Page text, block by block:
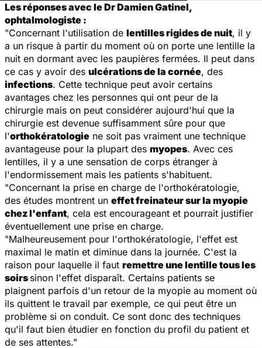
Les réponses avec le Dr Damien Gatinel,
ophtalmologiste :
"Concernant l'utilisation de lentilles rigides de nuit, il y
a un risque à partir du moment où on porte une lentille la
nuit en dormant avec les paupières fermées. Il peut dans
ce cas y avoir des ulcérations de la cornée, des
infections. Cette technique peut avoir certains
avantages chez les personnes qui ont peur de la
chirurgie mais on peut considérer aujourd'hui que la
chirurgie est devenue suffisamment sûre pour que
l'orthokératologie ne soit pas vraiment une technique
avantageuse pour la plupart des myopes. Avec ces
lentilles, il y a une sensation de corps étranger à
l'endormissement mais les patients s'habituent.
"Concernant la prise en charge de l'orthokératologie,
des études montrent un effet freinateur sur la myopie
chez l'enfant, cela est encourageant et pourrait justifier
éventuellement une prise en charge.
"Malheureusement pour l'orthokératologie, l'effet est
maximal le matin et diminue dans la journée. C'est la
raison pour laquelle il faut remettre une lentille tous les
soirs sinon l'effet disparaît. Certains patients se
plaignent parfois d'un retour de la myopie au moment où
ils quittent le travail par exemple, ce qui peut être un
problème si on conduit. Ce sont donc des techniques
qu'il faut bien étudier en fonction du profil du patient et
de ses attentes."